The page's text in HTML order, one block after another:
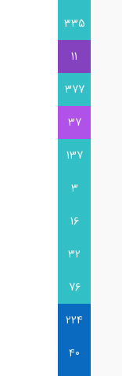
335
11
377
37
137
3
16
32
76
224
40